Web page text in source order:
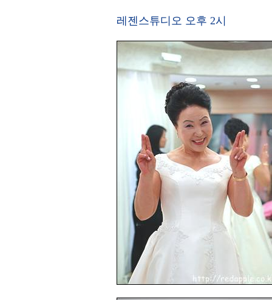
레젠스튜디오 오후 2시